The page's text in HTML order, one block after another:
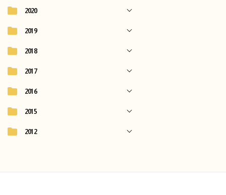
2020
2019
2018
2017
2016
2015
2012